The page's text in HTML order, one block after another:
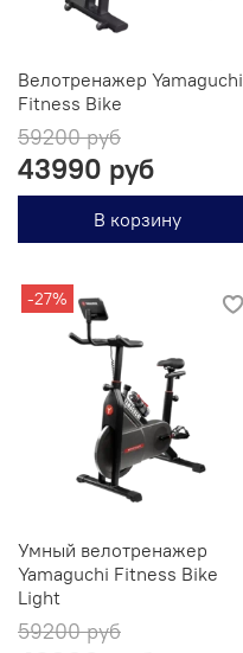
Велотренажер Yamaguchi
Fitness Bike
59200 руб
43990 руб
В корзину
-27%
Умный велотренажер
Yamaguchi Fitness Bike
Light
59200 руб